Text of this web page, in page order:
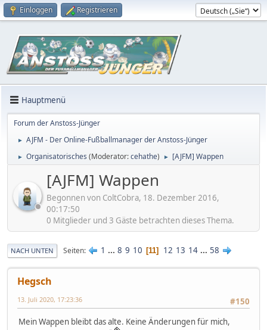
Einloggen Registrieren
Hauptmenü
Forum der Anstoss-Jünger
► AJFM - Der Online-Fußballmanager der Anstoss-Jünger
► Organisatorisches (Moderator:cehathe) ► [AJFM] Wappen
[AJFM] Wappen
Begonnen von ColtCobra, 18. Dezember 2016,
00:17:50
0 Mitglieder und 3 Gäste betrachten dieses Thema.
NACH UNTEN Seiten 1 ... 8 9 10 11 12 13 14 ... 58
Hegsch
#150
13. Juli 2020, 17:23:36
Mein Wappen bleibt das alte. Keine Änderungen für mich,